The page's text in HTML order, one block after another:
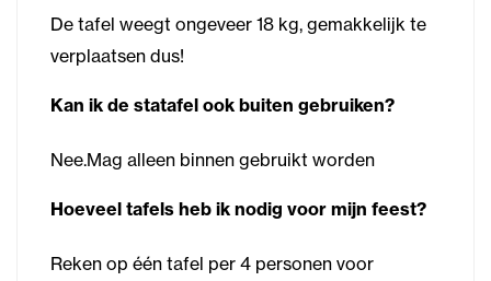
De tafel weegt ongeveer 18 kg, gemakkelijk te
verplaatsen dus!
Kan ik de statafel ook buiten gebruiken?
Nee.Mag alleen binnen gebruikt worden
Hoeveel tafels heb ik nodig voor mijn feest?
Reken op één tafel per 4 personen voor